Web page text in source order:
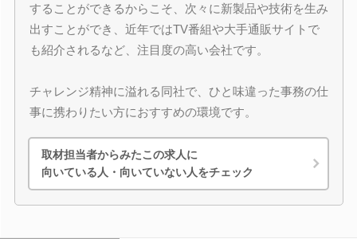
することができるからこそ、次々に新製品や技術を生み
出すことができ、近年ではTV番組や大手通販サイトで
も紹介されるなど、注目度の高い会社です。
チャレンジ精神に溢れる同社で、ひと味違った事務の仕
事に携わりたい方におすすめの環境です。
取材担当者からみたこの求人に
向いている人・向いていない人をチェック